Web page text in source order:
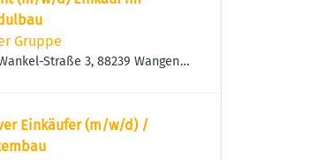
Gruppe
Straße 3, 88239 Wangen
Einkäufer (m/w/d) /